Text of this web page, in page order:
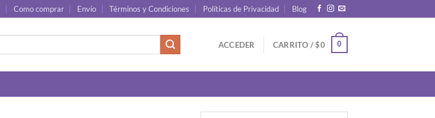
Como comprar Envío Términos y Condiciones Políticas de Privacidad Blog
ACCEDER CARRITO /$0 0